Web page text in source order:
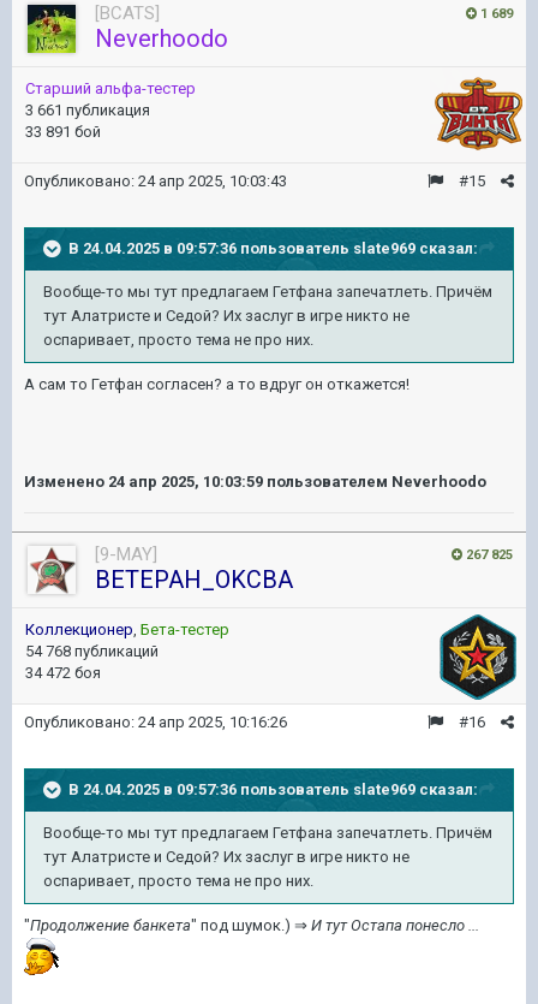
1 689
[BCATS]
Neverhoodo
Старший альфа-тестер
3 661 публикация
33 891 бой
#15
Опубликовано: 24 апр 2025, 10:03:43
В 24.04.2025 в 09:57:36 пользователь slate969 сказал:
Вообще-то мы тут предлагаем Гетфана запечатлеть. Причём
тут Алатристе и Седой? Их заслуг в игре никто не
оспаривает, просто тема не про них.
А сам то Гетфан согласен? а то вдруг он откажется!
Изменено 24 апр 2025, 10:03:59 пользователем Neverhoodo
267 825
[9-MAY]
BETEPAH_OKCBA
Коллекционер Бета-тестер
54 768 публикаций
34 472 боя
#16
Опубликовано: 24 апр 2025, 10:16:26
В 24.04.2025 в 09:57:36 пользователь slate969 сказал:
Вообще-то мы тут предлагаем Гетфана запечатлеть. Причём
тут Алатристе и Седой? Их заслуг в игре никто не
оспаривает, просто тема не про них.
"Продолжение банкета" под шумок.) ⇒ И тут Остапа понесло ...